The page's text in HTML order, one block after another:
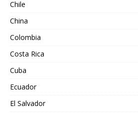
Chile
China
Colombia
Costa Rica
Cuba
Ecuador
El Salvador